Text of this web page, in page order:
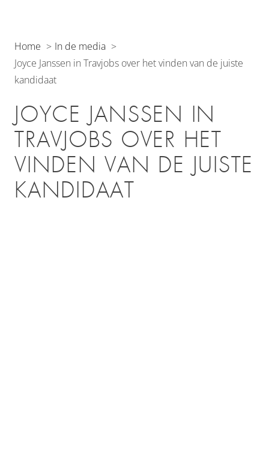
Home
In de media
Joyce Janssen in Travjobs over het vinden van de juiste
kandidaat
JOYCE JANSSEN IN
TRAVJOBS OVER HET
VINDEN VAN DE JUISTE
KANDIDAAT